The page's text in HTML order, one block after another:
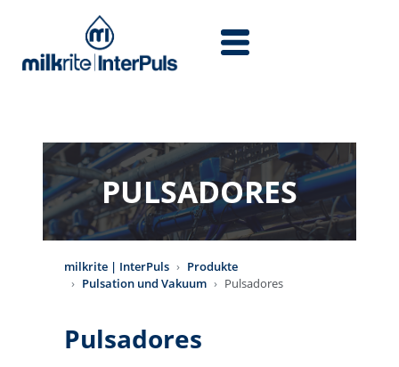
PULSADORES
milkrite | InterPuls
Produkte
Pulsation und Vakuum
Pulsadores
Pulsadores